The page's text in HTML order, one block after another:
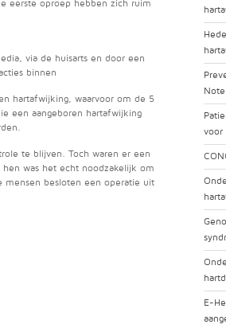
eerste oproep hebben zich ruim
via de huisarts en door een
binnen
hartafwijking, waarvoor om de 5
een aangeboren hartafwijking
te blijven. Toch waren er een
was het echt noodzakelijk om
mensen besloten een operatie uit
voor
E-